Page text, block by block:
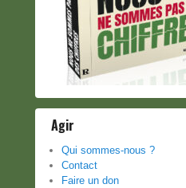
Agir
Qui sommes-nous ?
Contact
Faire un don